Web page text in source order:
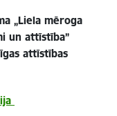
„Liela mēroga
un attīstība”
attīstības